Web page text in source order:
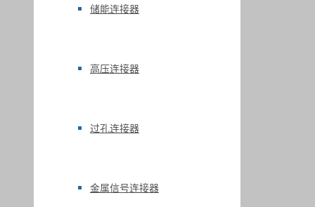
储能连接器
高压连接器
过孔连接器
金属信号连接器